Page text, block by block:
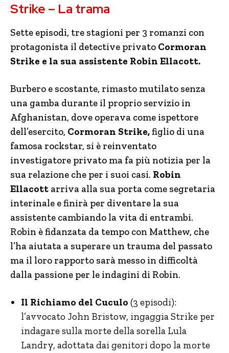
Strike – La trama
Sette episodi, tre stagioni per 3 romanzi con
protagonista il detective privato Cormoran
Strike e la sua assistente Robin Ellacott.
Burbero e scostante, rimasto mutilato senza
una gamba durante il proprio servizio in
Afghanistan, dove operava come ispettore
dell’esercito, Cormoran Strike,figlio di una
famosa rockstar, si è reinventato
investigatore privato ma fa più notizia per la
sua relazione che per i suoi casi. Robin
Ellacott arriva alla sua porta come segretaria
interinale e finirà per diventare la sua
assistente cambiando la vita di entrambi.
Robin è fidanzata da tempo con Matthew, che
l’ha aiutata a superare un trauma del passato
ma il loro rapporto sarà messo in difficoltà
dalla passione per le indagini di Robin.
Il Richiamo del Cuculo (3 episodi):
l’avvocato John Bristow, ingaggia Strike per
indagare sulla morte della sorella Lula
Landry, adottata dai genitori dopo la morte